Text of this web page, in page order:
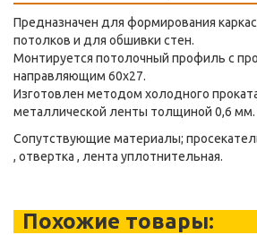
Предназначен для формирования
потолков и для обшивки стен.
Монтируется потолочный профиль с
направляющим 60х27.
Изготовлен методом холодного
металлической ленты толщиной 0,6 мм.
Сопутствующие материалы;
, отвертка , лента уплотнительная.
Похожие товары: